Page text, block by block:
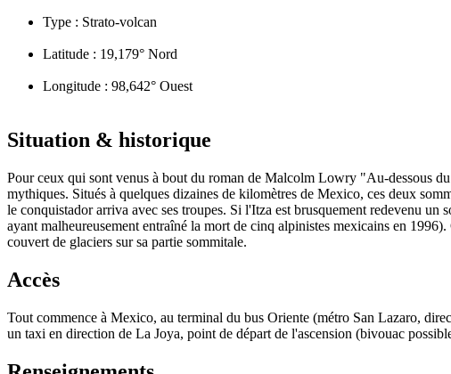
Type : Strato-volcan
Latitude : 19,179° Nord
Longitude : 98,642° Ouest
Situation & historique
Pour ceux qui sont venus à bout du roman de Malcolm Lowry "Au-dessous
mythiques. Situés à quelques dizaines de kilomètres de Mexico, ces deux
le conquistador arriva avec ses troupes. Si l'Itza est brusquement redevenu un
ayant malheureusement entraîné la mort de cinq alpinistes mexicains en
couvert de glaciers sur sa partie sommitale.
Accès
Tout commence à Mexico, au terminal du bus Oriente (métro San Lazaro,
un taxi en direction de La Joya, point de départ de l'ascension (bivouac